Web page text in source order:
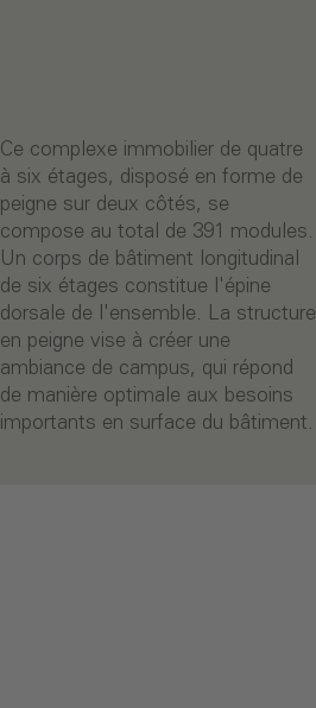
Ce complexe immobilier de quatre
à six étages, disposé en forme de
peigne sur deux côtés, se
compose au total de 391 modules.
Un corps de bâtiment longitudinal
de six étages constitue l'épine
dorsale de l'ensemble. La structure
en peigne vise à créer une
ambiance de campus, qui répond
de manière optimale aux besoins
importants en surface du bâtiment.
Parallèlement, des espaces
ouverts attrayants sont créés
entre les corps de bâtiment. La
conception du plan d'ensemble
permet à tous les bureaux d'être
orientés vers l'extérieur,
garantissant ainsi des conditions
de travail identiques pour tous.
L'entrée principale du complexe de
bureaux se trouve sur la